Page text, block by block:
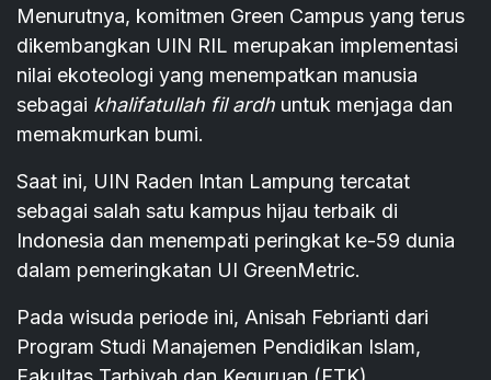
Menurutnya, komitmen Green Campus yang terus
dikembangkan UIN RIL merupakan implementasi
nilai ekoteologi yang menempatkan manusia
sebagai khalifatullah fil ardh untuk menjaga dan
memakmurkan bumi.
Saat ini, UIN Raden Intan Lampung tercatat
sebagai salah satu kampus hijau terbaik di
Indonesia dan menempati peringkat ke-59 dunia
dalam pemeringkatan UI GreenMetric.
Pada wisuda periode ini, Anisah Febrianti dari
Program Studi Manajemen Pendidikan Islam,